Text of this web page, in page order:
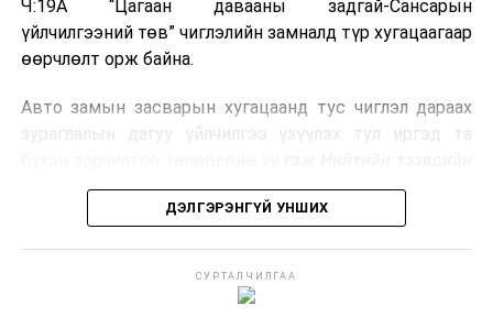
ашигладаг бол Нидерландад төвлөрсөн лаг
боловсруулах үйлдвэрүүдээр дулаан, цахилгаан
Ийнхүү лаг хатаах, шатаах технологийг лагийн
улсад өргөн ашиглаж байна.
Ч:19А “Цагаан давааны задгай-Сансарын
үйлчилгээний төв” чиглэлийн замналд түр хугацаагаар
өөрчлөлт орж байна.
Авто замын засварын хугацаанд тус чиглэл дараах
зураглалын дагуу үйлчилгээ үзүүлэх тул иргэд та
бодлогын газраас мэдээллээ.
ДЭЛГЭРЭНГҮЙ УНШИХ
СУРТАЛЧИЛГАА